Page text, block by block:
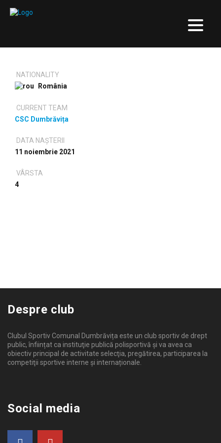
NATIONALITY
România
CURRENT TEAM
CSC Dumbrăvița
DATA NAȘTERII
11 noiembrie 2021
VÂRSTA
4
Despre club
Clubul Sportiv Comunal Dumbrăvița este un club sportiv de drept
public, înființat ca instituţie publică polisportivă și va avea ca
obiectiv principal de activitate selecţia, pregătirea, participarea la
competiţii sportive interne şi internaționale.
Social media